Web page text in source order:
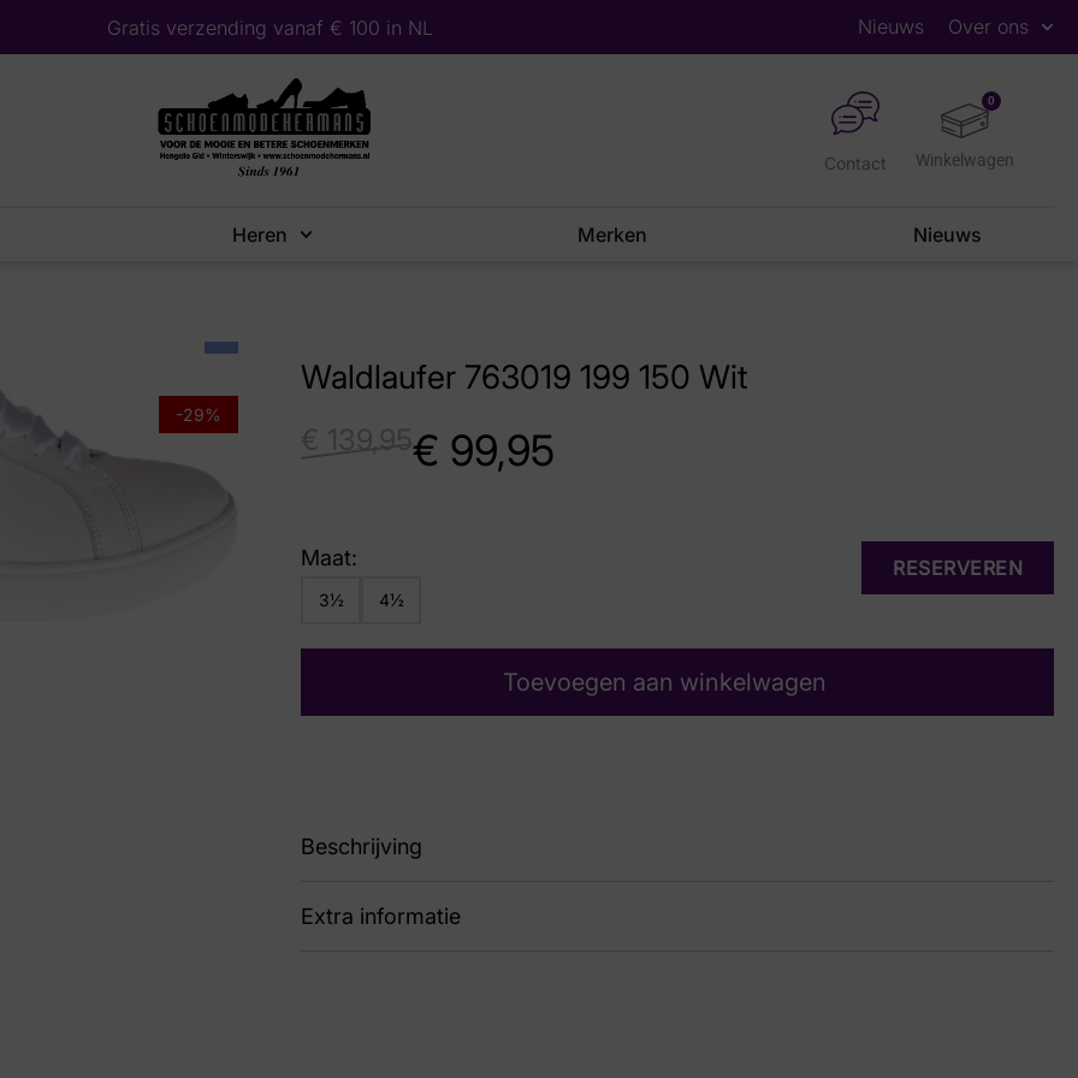
Gratis verzending vanaf € 100 in NL Nieuws Over ons
0
Contact
Heren Merken Nieuws
-29%
Waldlaufer 763019 199 150 Wit
139,95€ 99,95
RESERVEREN
Maat:
3½ 4½
Toevoegen aan winkelwagen
Beschrijving
H
Extra informatie